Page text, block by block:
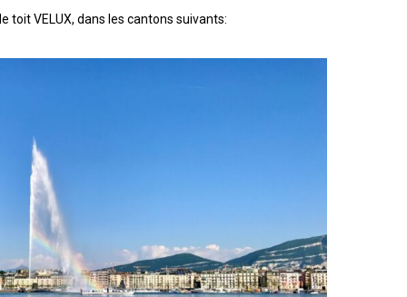
toit VELUX, dans les cantons suivants: